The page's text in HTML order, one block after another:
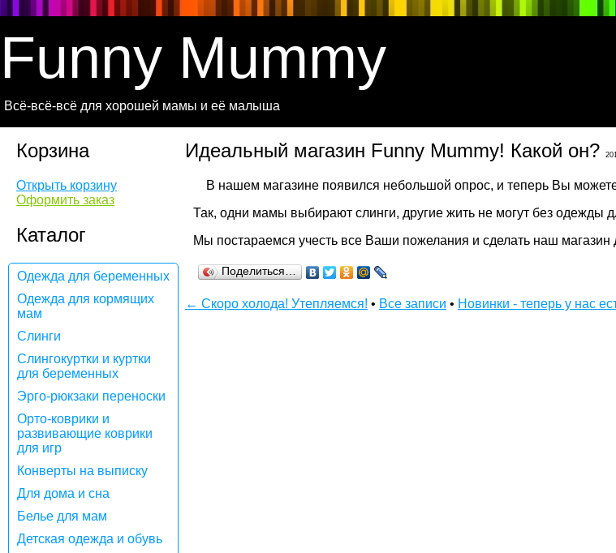
Funny Mummy
Всё-всё-всё для хорошей мамы и её малыша
Корзина
Открыть корзину
Оформить заказ
Каталог
Одежда для беременных
Одежда для кормящих
мам
Слинги
Слингокуртки и куртки
для беременных
Эрго-рюкзаки переноски
Орто-коврики и
развивающие коврики
для игр
Конверты на выписку
Для дома и сна
Белье для мам
Детская одежда и обувь
Идеальный магазин Funny Mummy! Какой он?
Так, одни мамы выбирают слинги, другие жить не могут без одежды
Мы постараемся учесть все Ваши пожелания и сделать наш магазин
Поделиться…
← Скоро холода! Утепляемся! • Все записи • Новинки - теперь у нас